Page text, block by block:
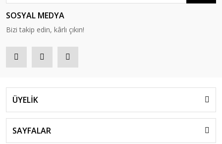
SOSYAL MEDYA
Bizi takip edin, kârlı çıkın!
ÜYELİK
SAYFALAR